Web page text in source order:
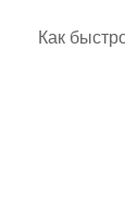
Как